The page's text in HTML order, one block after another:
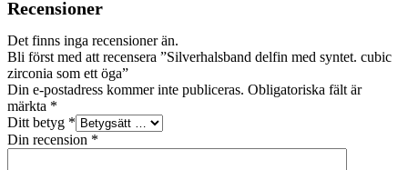
Recensioner
Det finns inga recensioner än.
Bli först med att recensera ”Silverhalsband delfin med syntet. cubic
zirconia som ett öga”
Din e-postadress kommer inte publiceras. Obligatoriska fält är
märkta *
Ditt betyg *
Din recension *